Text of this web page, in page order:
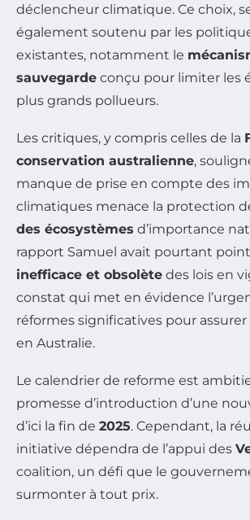
déclencheur climatique. Ce choix,
également soutenu par les
existantes, notamment le
sauvegarde conçu pour limiter les
plus grands pollueurs.
Les critiques, y compris celles de la
conservation australienne,
manque de prise en compte des
climatiques menace la protection
des écosystèmes d’importance
rapport Samuel avait pourtant
inefficace et obsolète des lois en
constat qui met en évidence
réformes significatives pour assurer
en Australie.
Le calendrier de reforme est
promesse d’introduction d’une
d’ici la fin de 2025. Cependant, la
initiative dépendra de l’appui des
coalition, un défi que le
surmonter à tout prix.